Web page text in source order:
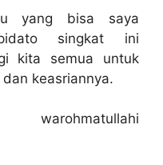
yang bisa saya
singkat ini
kita semua untuk
keasriannya.